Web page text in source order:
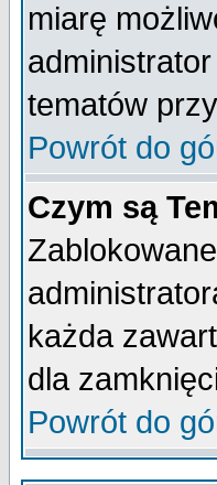
miarę
tematów
Powrót do
Czym są
każda
dla
Powrót do